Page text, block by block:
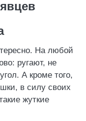
На любой
ругают, не
А кроме того,
в силу своих
жуткие